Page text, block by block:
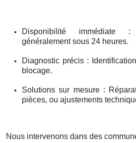
Disponibilité immédiate
généralement sous 24 heures.
Diagnostic précis :
blocage.
Solutions sur mesure :
pièces, ou ajustements
Nous intervenons dans des